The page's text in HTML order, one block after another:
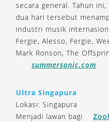
secara general. Tahun
dua hari tersebut
industri musik
Fergie, Alesso, Fergie,
Mark Ronson, The
summersonic.com
Ultra Singapura
Lokasi: Singapura
Menjadi lawan bagi